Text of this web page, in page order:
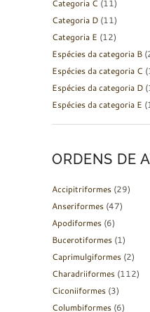
Categoria C (11)
Categoria D (11)
Categoria E (12)
Espécies da categoria B
Espécies da categoria C
Espécies da categoria D
Espécies da categoria E
ORDENS DE
Accipitriformes (29)
Anseriformes (47)
Apodiformes (6)
Bucerotiformes (1)
Caprimulgiformes (2)
Charadriiformes (112)
Ciconiiformes (3)
Columbiformes (6)